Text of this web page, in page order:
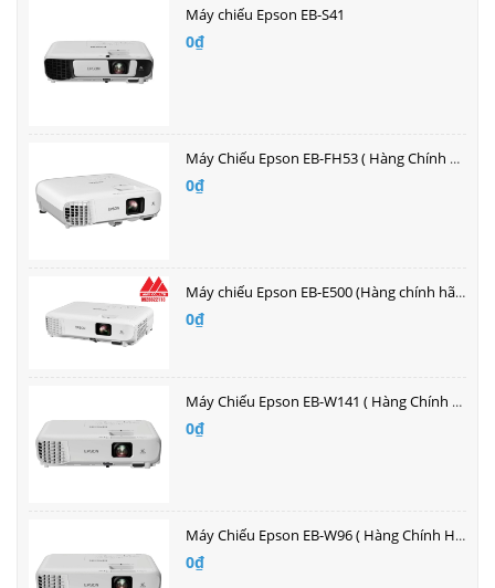
Máy chiếu Epson EB-S41
0₫
Máy Chiếu Epson EB-FH53 ( Hàng Chính Hãng )| Bán buôn giá tốt nhất
0₫
Máy chiếu Epson EB-E500 (Hàng chính hãng bảo hành 2 năm)| Bán buôn giá tốt nhất
0₫
Máy Chiếu Epson EB-W141 ( Hàng Chính Hãng )| Bán buôn giá tốt nhất
0₫
Máy Chiếu Epson EB-W96 ( Hàng Chính Hãng )| Bán buôn giá tốt nhất
0₫